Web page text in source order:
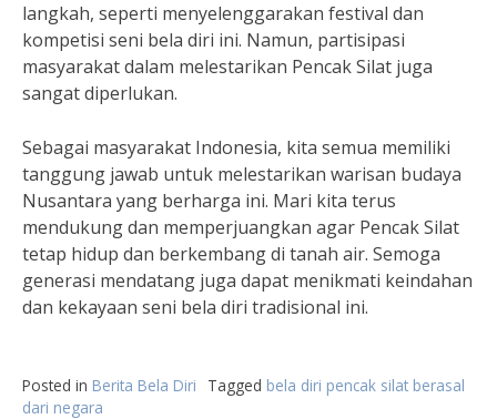
langkah, seperti menyelenggarakan festival dan
kompetisi seni bela diri ini. Namun, partisipasi
masyarakat dalam melestarikan Pencak Silat juga
sangat diperlukan.
Sebagai masyarakat Indonesia, kita semua memiliki
tanggung jawab untuk melestarikan warisan budaya
Nusantara yang berharga ini. Mari kita terus
mendukung dan memperjuangkan agar Pencak Silat
tetap hidup dan berkembang di tanah air. Semoga
generasi mendatang juga dapat menikmati keindahan
dan kekayaan seni bela diri tradisional ini.
Posted in Berita Bela Diri Tagged bela diri pencak silat berasal
dari negara